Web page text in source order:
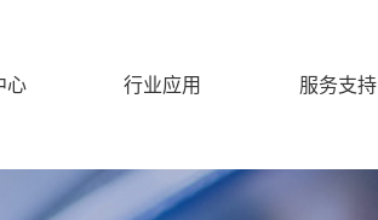
心 行业应用 服务支持